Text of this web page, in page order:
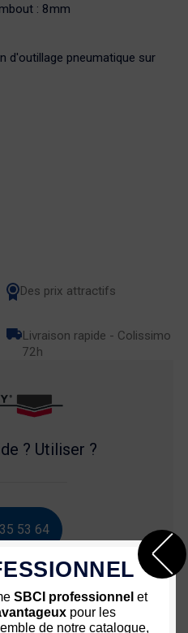
: 8mm
d'outillage pneumatique sur
Des prix attractifs
Livraison rapide - Colissimo
72h
? Utiliser ?
53 64
SBCI professionnel et
pour les
de notre catalogue,